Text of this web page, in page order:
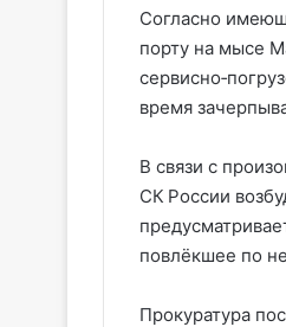
Согласно
порту на мысе
время
В связи с
СК России
повлёкшее по
Прокуратура